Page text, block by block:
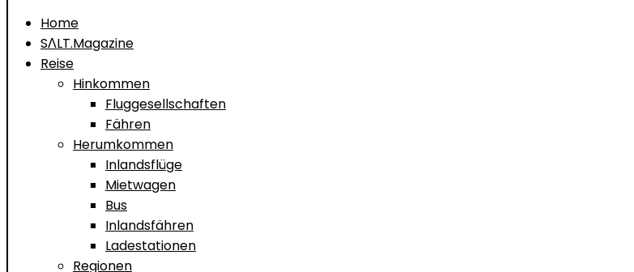
Home
SΛLT.Magazine
Reise
Hinkommen
Fluggesellschaften
Fähren
Herumkommen
Inlandsflüge
Mietwagen
Bus
Inlandsfähren
Ladestationen
Regionen